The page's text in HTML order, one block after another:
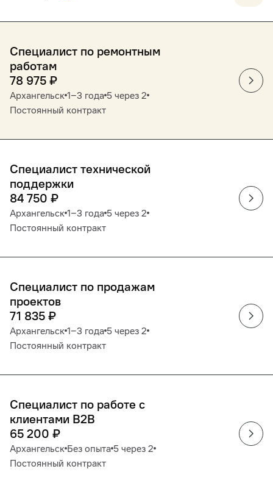
Специалист по ремонтным
работам
78 975 ₽
Архангельск 1‒3 года 5 через 2
Постоянный контракт
Специалист технической
поддержки
84 750 ₽
Архангельск 1‒3 года 5 через 2
Постоянный контракт
Специалист по продажам
проектов
71 835 ₽
Архангельск 1‒3 года 5 через 2
Постоянный контракт
Специалист по работе с
клиентами B2B
65 200 ₽
Архангельск Без опыта 5 через 2
Постоянный контракт